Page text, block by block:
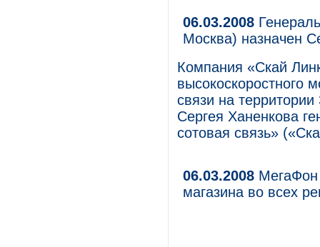
06.03.2008
Москва) назначен
Компания «Скай
высокоскоростного
связи на
Сергея Ханенкова
сотовая связь»
06.03.2008 МегаФон
магазина во всех